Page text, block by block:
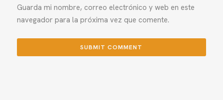
Guarda mi nombre, correo electrónico y web en este
navegador para la próxima vez que comente.